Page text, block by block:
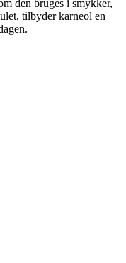
den bruges i smykker,
tilbyder karneol en